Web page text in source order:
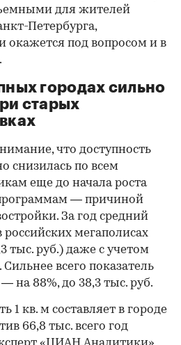
для жителей
Петербурга,
окажется под вопросом и в
городах сильно
старых
что доступность
снизилась по всем
еще до начала роста
— причиной
За год средний
мегаполисах
тыс. руб.) даже с учетом
всего показатель
на 88%, до 38,3 тыс. руб.
1 кв. м составляет в городе
66,8 тыс. всего год